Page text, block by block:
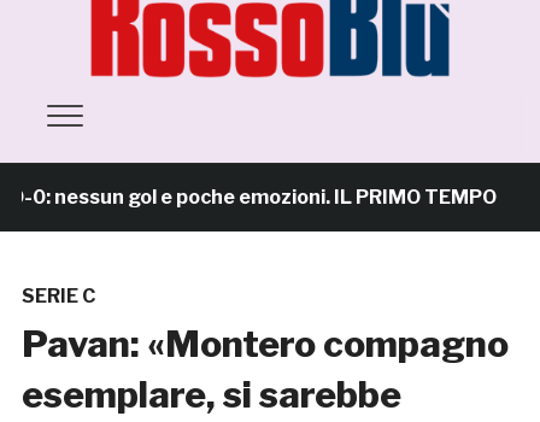
nessun gol e poche emozioni. IL PRIMO TEMPO
SERIE C
Pavan: «Montero compagno
esemplare, si sarebbe